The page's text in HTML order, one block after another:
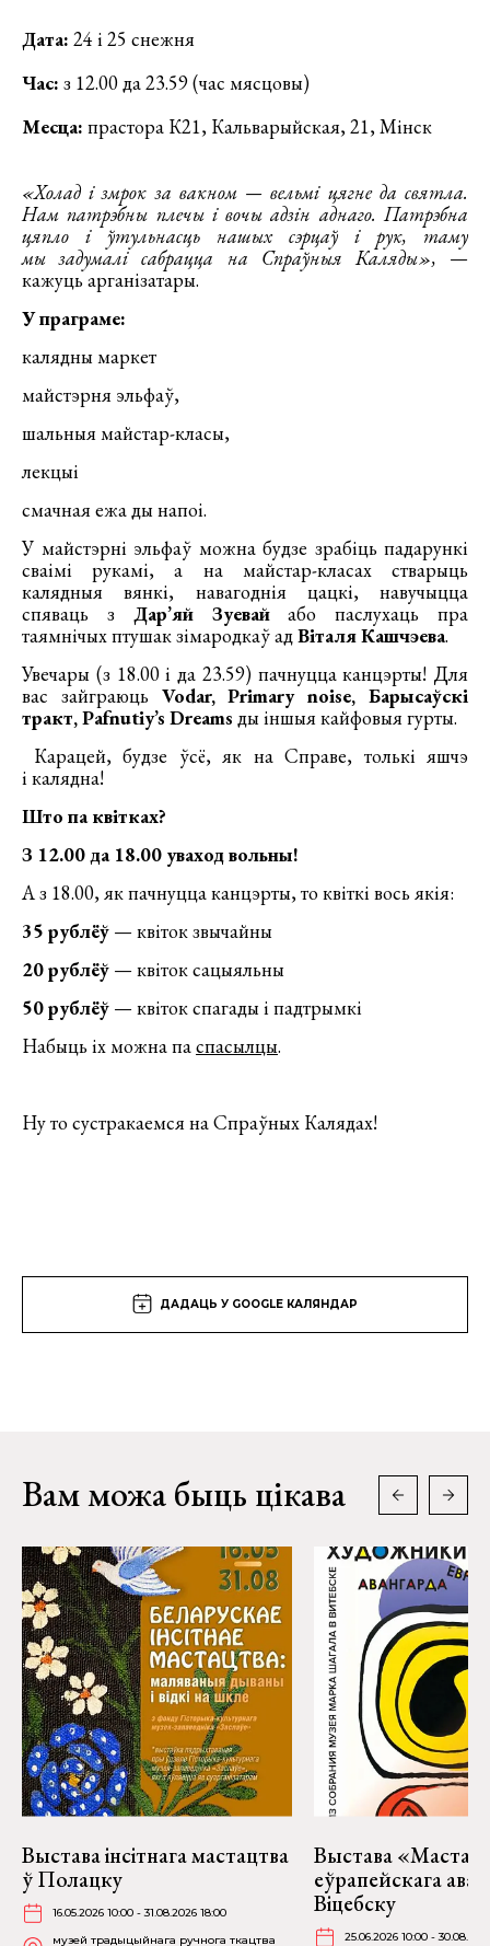
Дата: 24 і 25 снежня
Час: з 12.00 да 23.59 (час мясцовы)
Месца: прастора К21, Кальварыйская, 21, Мінск
«Холад і змрок за вакном — вельмі цягне да святла.
Нам патрэбны плечы і вочы адзін аднаго. Патрэбна
цяпло і ўтульнасць нашых сэрцаў і рук, таму
мы задумалі сабрацца на Спраўныя Каляды», —
кажуць арганізатары.
У праграме:
калядны маркет
майстэрня эльфаў,
шальныя майстар-класы,
лекцыі
смачная ежа ды напоі.
У майстэрні эльфаў можна будзе зрабіць падарункі
сваімі рукамі, а на майстар-класах стварыць
калядныя вянкі, навагоднія цацкі, навучыцца
спяваць з
Дар’яй Зуевайабо паслухаць пра
таямнічых птушак зімародкаў адВіталя Кашчэева.
Увечары (з 18.00 і да 23.59) пачнуцца канцэрты! Для
вас зайграюць Vodar, Primary noise, Барысаўскі
тракт, Pafnutiy’s Dreams ды іншыя кайфовыя гурты.
Карацей, будзе ўсё, як на Справе, толькі яшчэ
і калядна!
Што па квітках?
З 12.00 да 18.00 уваход вольны!
А з 18.00, як пачнуцца канцэрты, то квіткі вось якія:
35 рублёў — квіток звычайны
20 рублёў — квіток сацыяльны
50 рублёў — квіток спагады і падтрымкі
Набыць іх можна паспасылцы.
Ну то сустракаемся на Спраўных Калядах!
ДАДАЦЬ У GOOGLE КАЛЯНДАР
Вам можа быць цікава
Выстава інсітнага мастацтва
ў Полацку
16.05.2026 10:00 - 31.08.2026 18:00
музей традыцыйнага ручнога ткацтва
Выстава «Мастакі
еўрапейскага
Віцебску
25.06.2026 10:00 -